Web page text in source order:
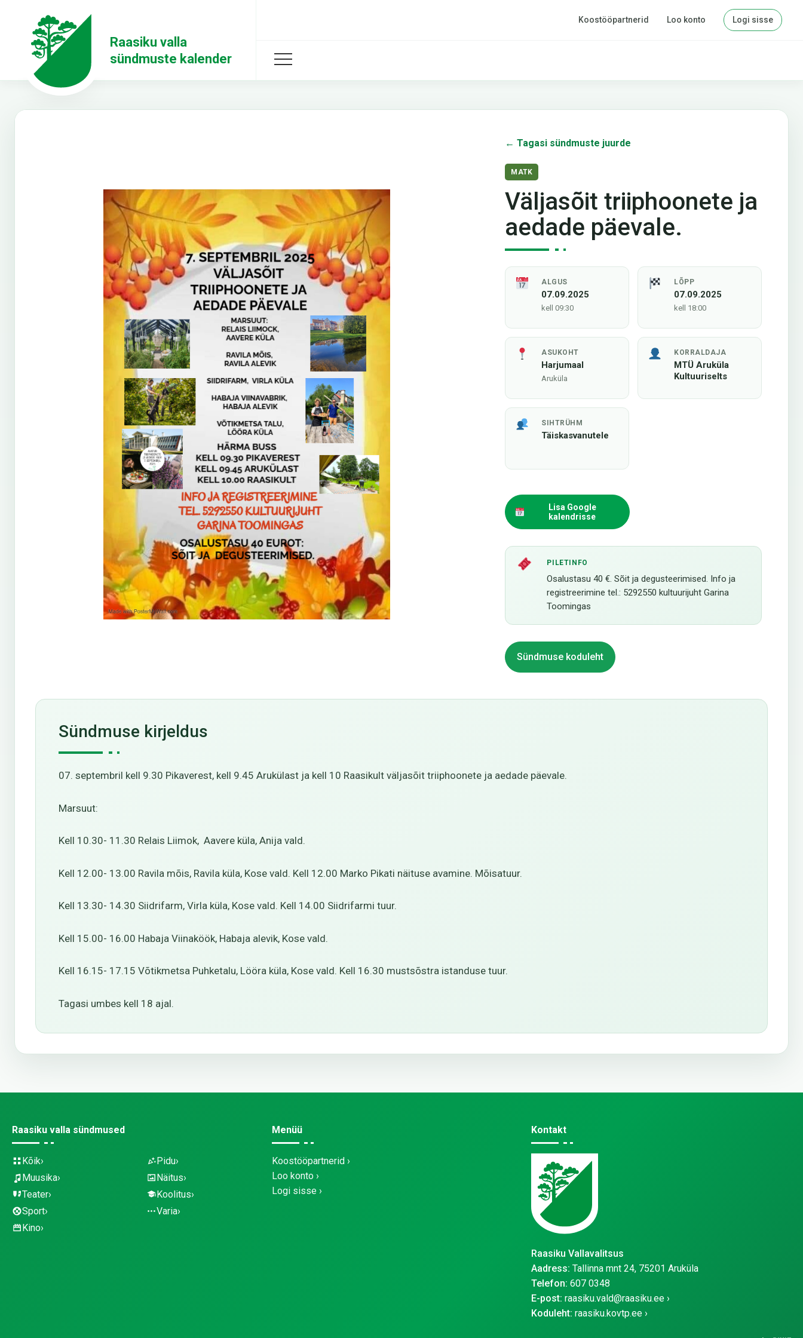
Raasiku valla
sündmuste kalender
Koostööpartnerid Loo konto Logi sisse
← Tagasi sündmuste juurde
MATK
Väljasõit triiphoonete ja
aedade päevale.
ALGUS
07.09.2025
kell 09:30
LÕPP
07.09.2025
kell 18:00
ASUKOHT
Harjumaal
Aruküla
KORRALDAJA
MTÜ Aruküla
Kultuuriselts
SIHTRÜHM
Täiskasvanutele
Lisa Google
kalendrisse
PILETINFO
Osalustasu 40 €. Sõit ja degusteerimised. Info ja
registreerimine tel.: 5292550 kultuurijuht Garina
Toomingas
Sündmuse koduleht
Sündmuse kirjeldus
07. septembril kell 9.30 Pikaverest, kell 9.45 Arukülast ja kell 10 Raasikult väljasõit triiphoonete ja aedade päevale.
Marsuut:
Kell 10.30- 11.30 Relais Liimok, Aavere küla, Anija vald.
Kell 12.00- 13.00 Ravila mõis, Ravila küla, Kose vald. Kell 12.00 Marko Pikati näituse avamine. Mõisatuur.
Kell 13.30- 14.30 Siidrifarm, Virla küla, Kose vald. Kell 14.00 Siidrifarmi tuur.
Kell 15.00- 16.00 Habaja Viinaköök, Habaja alevik, Kose vald.
Kell 16.15- 17.15 Võtikmetsa Puhketalu, Lööra küla, Kose vald. Kell 16.30 mustsõstra istanduse tuur.
Tagasi umbes kell 18 ajal.
Raasiku valla sündmused
Kõik
Muusika
Teater
Sport
Kino
Pidu
Näitus
Koolitus
Varia
Menüü
Koostööpartnerid
Loo konto
Logi sisse
Kontakt
Raasiku Vallavalitsus
Aadress: Tallinna mnt 24, 75201 Aruküla
Telefon: 607 0348
E-post: raasiku.vald@raasiku.ee
Koduleht: raasiku.kovtp.ee